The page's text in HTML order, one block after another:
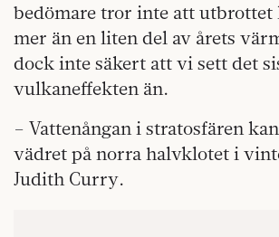
bedömare tror inte att utbrottet
mer än en liten del av årets
dock inte säkert att vi sett det
vulkaneffekten än.
– Vattenångan i stratosfären
vädret på norra halvklotet i
Judith Curry.